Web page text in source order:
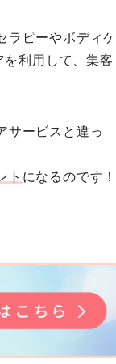
b e
t
ラピーやボディケ
利用して、集客
サービスと違っ
ト になるのです！